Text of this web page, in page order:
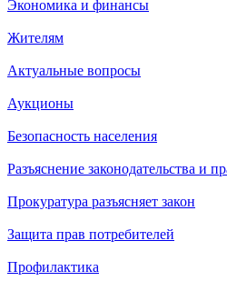
Экономика и финансы
Жителям
Актуальные вопросы
Аукционы
Безопасность населения
Разъяснение законодательства и
Прокуратура разъясняет закон
Защита прав потребителей
Профилактика